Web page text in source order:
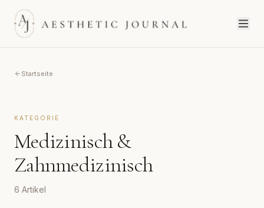
Startseite
KATEGORIE
Medizinisch &
Zahnmedizinisch
6 Artikel